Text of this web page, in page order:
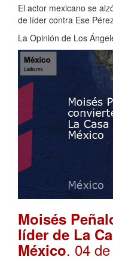
El actor mexicano se
de líder contra Ese
La Opinión de Los
Moisés
líder de La
México. 04